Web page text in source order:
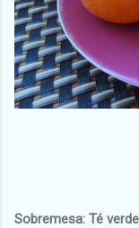
Sobremesa: Té